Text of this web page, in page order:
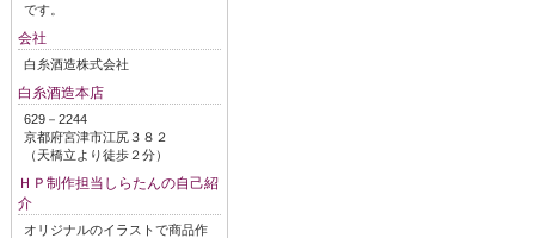
です。
会社
白糸酒造株式会社
白糸酒造本店
629－2244
京都府宮津市江尻３８２
（天橋立より徒歩２分）
ＨＰ制作担当しらたんの自己紹
介
オリジナルのイラストで商品作